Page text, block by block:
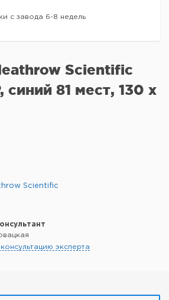
с завода 6-8 недель
Scientific
синий 81 мест, 130 x
Scientific
эксперта